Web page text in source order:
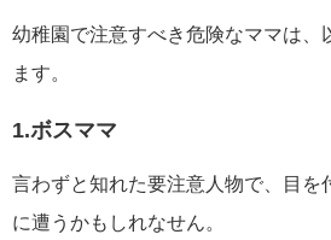
幼稚園で注意すべき危険なママは、
ます。
1.ボスママ
言わずと知れた要注意人物で、目を
に遭うかもしれなせん。